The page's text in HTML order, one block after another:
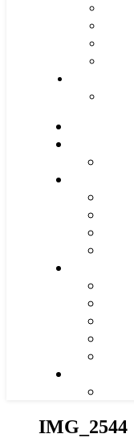
IMG_2544